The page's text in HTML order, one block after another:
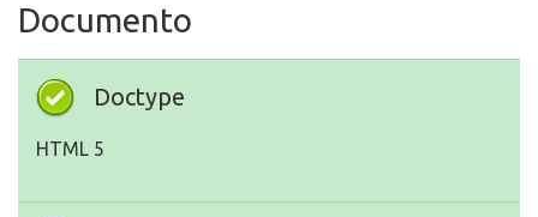
Documento
Doctype
HTML 5